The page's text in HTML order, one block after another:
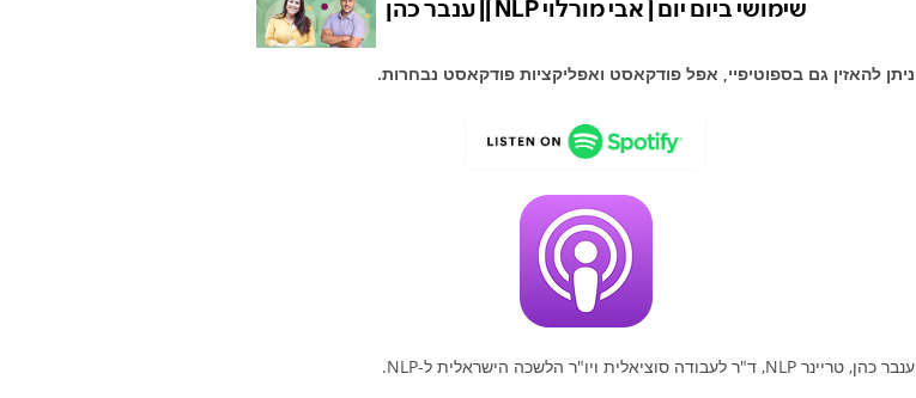
ניתן להאזין גם בספוטיפיי, אפל פודקאסט ואפליקציות פודקאסט נבחרות.
ענבר כהן, טריינר NLP, ד"ר לעבודה סוציאלית ויו"ר הלשכה הישראלית ל-NLP.